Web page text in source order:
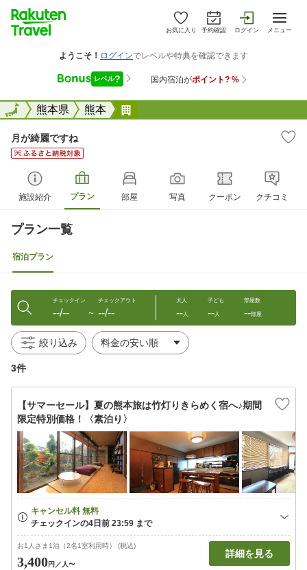
お気に入り 予約確認 ログイン メニュー
全国熊本県 熊本
全国
月が綺麗ですね
施設紹介 プラン 部屋 写真 クーポン クチコミ
プラン一覧
宿泊プラン
チェックイン
--/-- 〜
チェックアウト
--/--
大人
--人
子ども
--人
部屋数
--部屋
絞り込み
3件
【サマーセール】夏の熊本旅は竹灯りきらめく宿へ♪期間
限定特別価格！〈素泊り〉
お1人さま1泊（2名1室利用時） (税込)
3,400円 ／人〜
詳細を見る